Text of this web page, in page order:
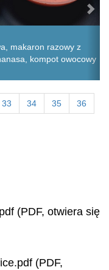
makaron razowy z
kompot owocowy
33 34 35 36
(PDF, otwiera się
(PDF,